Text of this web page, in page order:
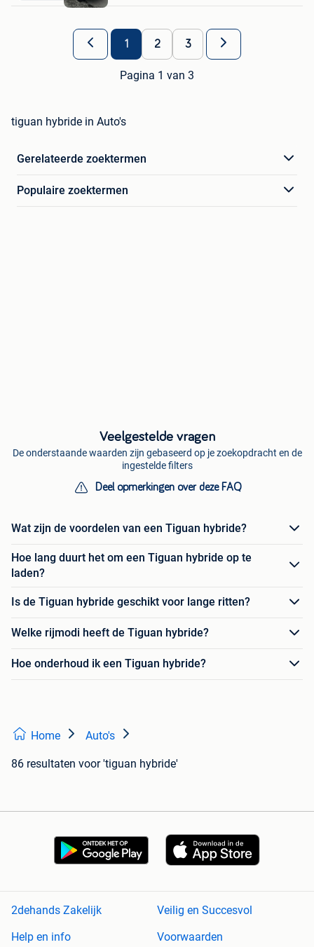
1 2 3
Pagina 1 van 3
tiguan hybride in Auto's
Gerelateerde zoektermen
Populaire zoektermen
Veelgestelde vragen
De onderstaande waarden zijn gebaseerd op je zoekopdracht en de
ingestelde filters
Deel opmerkingen over deze FAQ
Wat zijn de voordelen van een Tiguan hybride?
Hoe lang duurt het om een Tiguan hybride op te
laden?
Is de Tiguan hybride geschikt voor lange ritten?
Welke rijmodi heeft de Tiguan hybride?
Hoe onderhoud ik een Tiguan hybride?
Home Auto's
86 resultaten voor 'tiguan hybride'
2dehands Zakelijk
Veilig en Succesvol
Help en info
Voorwaarden